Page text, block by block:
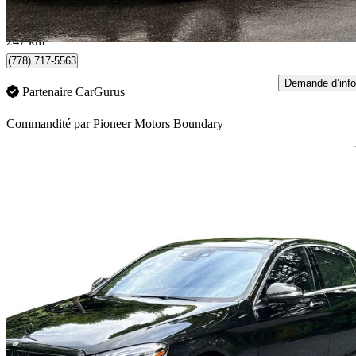
1 173 $/mois env.
Burnaby, BC
247 km
(778) 717-5563
Partenaire CarGurus
Demande d’info
Commandité parPioneer Motors Boundary